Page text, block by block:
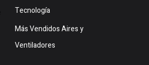
Tecnología
Más Vendidos Aires y
Ventiladores